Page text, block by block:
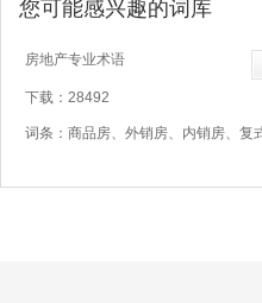
您可能感兴趣的词库
房地产专业术语
下载：28492
词条：商品房、外销房、内销房、复